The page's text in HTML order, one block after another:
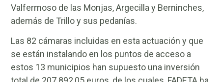
Valfermoso de las Monjas, Argecilla y Berninches,
además de Trillo y sus pedanías.
Las 82 cámaras incluidas en esta actuación y que
se están instalando en los puntos de acceso a
estos 13 municipios han supuesto una inversión